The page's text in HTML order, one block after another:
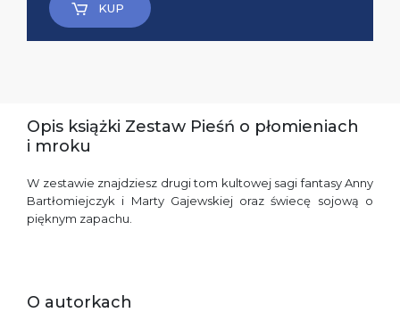
KUP
Opis książki Zestaw Pieśń o płomieniach
i mroku
W zestawie znajdziesz drugi tom kultowej sagi fantasy Anny
Bartłomiejczyk i Marty Gajewskiej oraz świecę sojową o
pięknym zapachu.
O autorkach